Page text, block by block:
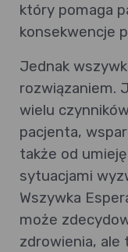
który pomaga
konsekwencje
Jednak
rozwiązaniem.
wielu
pacjenta,
także od
sytuacjami
Wszywka
może
zdrowienia, ale